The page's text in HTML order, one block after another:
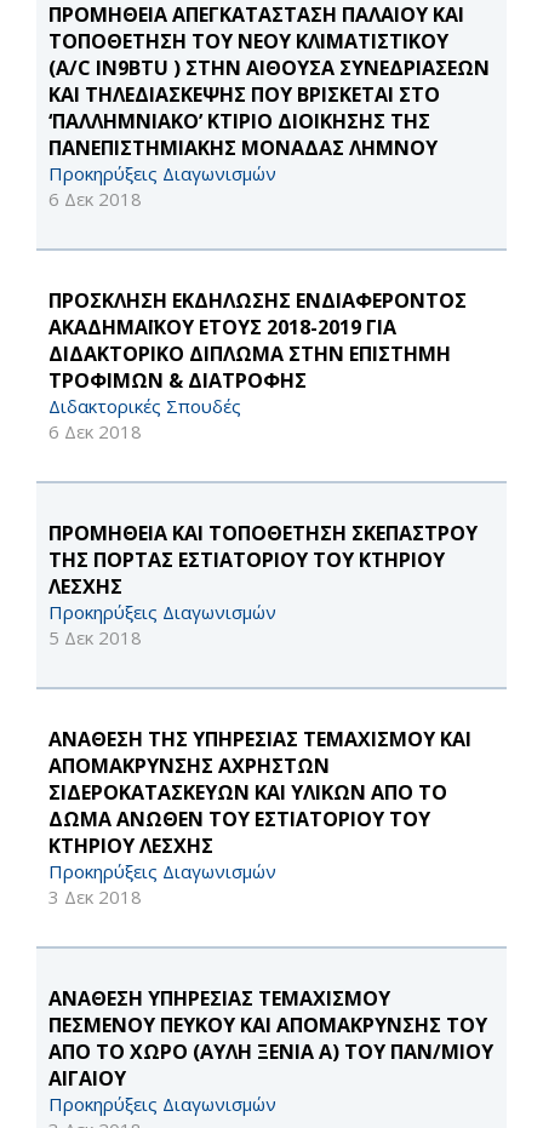
ΠΡΟΜΗΘΕΙΑ ΑΠΕΓΚΑΤΑΣΤΑΣΗ ΠΑΛΑΙΟΥ ΚΑΙ
ΤΟΠΟΘΕΤΗΣΗ ΤΟΥ ΝΕΟΥ ΚΛΙΜΑΤΙΣΤΙΚΟΥ
(A/C IN9BTU ) ΣΤΗΝ ΑΙΘΟΥΣΑ ΣΥΝΕΔΡΙΑΣΕΩΝ
ΚΑΙ ΤΗΛΕΔΙΑΣΚΕΨΗΣ ΠΟΥ ΒΡΙΣΚΕΤΑΙ ΣΤΟ
‘ΠΑΛΛΗΜΝΙΑΚΟ’ ΚΤΙΡΙΟ ΔΙΟΙΚΗΣΗΣ ΤΗΣ
ΠΑΝΕΠΙΣΤΗΜΙΑΚΗΣ ΜΟΝΑΔΑΣ ΛΗΜΝΟΥ
Προκηρύξεις Διαγωνισμών
6 Δεκ 2018
ΠΡΟΣΚΛΗΣΗ ΕΚΔΗΛΩΣΗΣ ΕΝΔΙΑΦΕΡΟΝΤΟΣ
ΑΚΑΔΗΜΑΪΚΟΥ ΕΤΟΥΣ 2018-2019 ΓΙΑ
ΔΙΔΑΚΤΟΡΙΚΟ ΔΙΠΛΩΜΑ ΣΤΗΝ ΕΠΙΣΤΗΜΗ
ΤΡΟΦΙΜΩΝ & ΔΙΑΤΡΟΦΗΣ
Διδακτορικές Σπουδές
6 Δεκ 2018
ΠΡΟΜΗΘΕΙΑ ΚΑΙ ΤΟΠΟΘΕΤΗΣΗ ΣΚΕΠΑΣΤΡΟΥ
ΤΗΣ ΠΟΡΤΑΣ ΕΣΤΙΑΤΟΡΙΟΥ ΤΟΥ ΚΤΗΡΙΟΥ
ΛΕΣΧΗΣ
Προκηρύξεις Διαγωνισμών
5 Δεκ 2018
ΑΝΑΘΕΣΗ ΤΗΣ ΥΠΗΡΕΣΙΑΣ ΤΕΜΑΧΙΣΜΟΥ ΚΑΙ
ΑΠΟΜΑΚΡΥΝΣΗΣ ΑΧΡΗΣΤΩΝ
ΣΙΔΕΡΟΚΑΤΑΣΚΕΥΩΝ ΚΑΙ ΥΛΙΚΩΝ ΑΠΟ ΤΟ
ΔΩΜΑ ΑΝΩΘΕΝ ΤΟΥ ΕΣΤΙΑΤΟΡΙΟΥ ΤΟΥ
ΚΤΗΡΙΟΥ ΛΕΣΧΗΣ
Προκηρύξεις Διαγωνισμών
3 Δεκ 2018
ΑΝΑΘΕΣΗ ΥΠΗΡΕΣΙΑΣ ΤΕΜΑΧΙΣΜΟΥ
ΠΕΣΜΕΝΟΥ ΠΕΥΚΟΥ ΚΑΙ ΑΠΟΜΑΚΡΥΝΣΗΣ ΤΟΥ
ΑΠΟ ΤΟ ΧΩΡΟ (ΑΥΛΗ ΞΕΝΙΑ Α) ΤΟΥ ΠΑΝ/ΜΙΟΥ
ΑΙΓΑΙΟΥ
Προκηρύξεις Διαγωνισμών